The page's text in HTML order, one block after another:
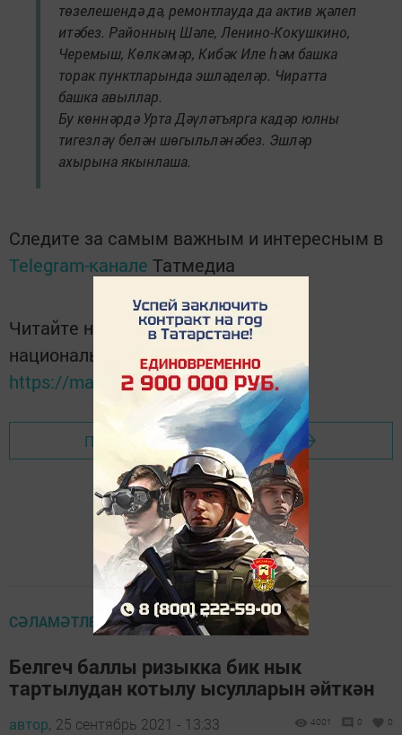
төзелешендә дә, ремонтлауда да актив җәлеп
итәбез. Районның Шәле, Ленино-Кокушкино,
Черемыш, Көлкәмәр, Кибәк Иле һәм башка
торак пунктларында эшләделәр. Чиратта
башка авыллар.
Бу көннәрдә Урта Дәүләтъярга кадәр юлны
тигезләү белән шөгыльләнәбез. Эшләр
ахырына якынлаша.
Следите за самым важным и интересным в
Telegram-канале Татмедиа
Читайте новости Татарстана в
национальном мессенджере MАХ:
https://max.ru/tatmedia
Перейти на страницу новости
СӘЛАМӘТЛЕКНЕ САКЛАУ
Белгеч баллы ризыкка бик нык
тартылудан котылу ысулларын әйткән
автор, 25 сентябрь 2021 - 13:33 4001 0 0